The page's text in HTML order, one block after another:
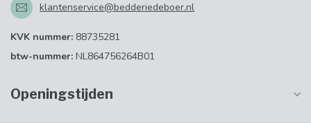
klantenservice@bedderiedeboer.nl
KVK nummer: 88735281
btw-nummer: NL864756264B01
Openingstijden